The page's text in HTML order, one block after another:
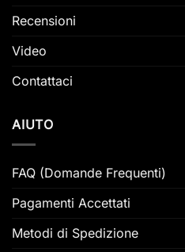
Recensioni
Video
Contattaci
AIUTO
FAQ (Domande Frequenti)
Pagamenti Accettati
Metodi di Spedizione